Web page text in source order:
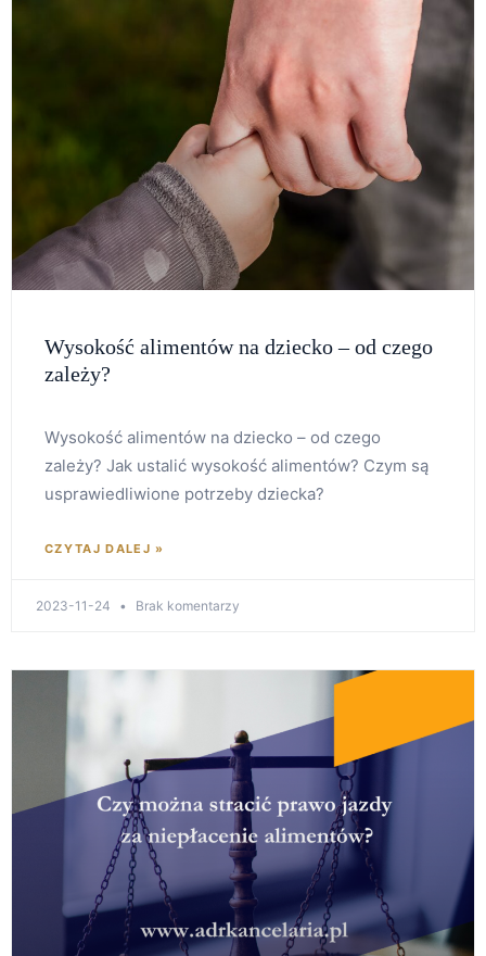
Wysokość alimentów na dziecko – od czego
zależy?
Wysokość alimentów na dziecko – od czego
zależy? Jak ustalić wysokość alimentów? Czym są
usprawiedliwione potrzeby dziecka?
CZYTAJ DALEJ »
2023-11-24 Brak komentarzy